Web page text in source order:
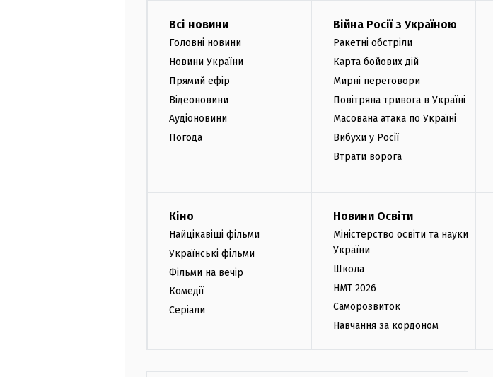
Всі новини
Головні новини
Новини України
Прямий ефір
Відеоновини
Аудіоновини
Погода
Війна Росії з Україною
Ракетні обстріли
Карта бойових дій
Мирні переговори
Повітряна тривога в Україні
Масована атака по Україні
Вибухи у Росії
Втрати ворога
Кіно
Найцікавіші фільми
Українські фільми
Фільми на вечір
Комедії
Серіали
Новини Освіти
Міністерство освіти та науки
України
Школа
НМТ 2026
Саморозвиток
Навчання за кордоном